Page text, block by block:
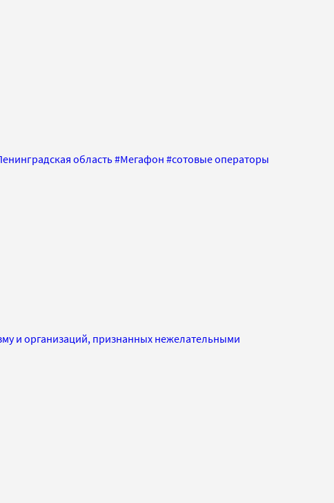
область#Мегафон #сотовые операторы
и организаций, признанных нежелательными